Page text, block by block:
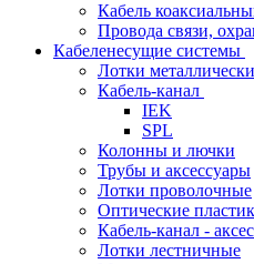
Кабель
Провода связи,
Кабеленесущие системы
Лотки
Кабель-канал
IEK
SPL
Колонны и лючки
Трубы и аксессуары
Лотки проволочные
Оптические
Кабель-канал -
Лотки лестничные